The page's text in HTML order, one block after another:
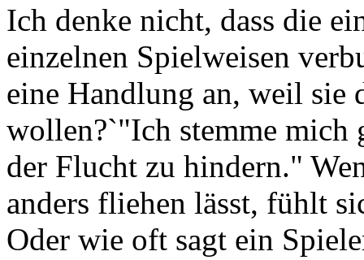
Ich denke nicht, dass die
einzelnen Spielweisen
eine Handlung an, weil
wollen?`"Ich stemme mich
der Flucht zu hindern."
anders fliehen lässt, fühlt
Oder wie oft sagt ein